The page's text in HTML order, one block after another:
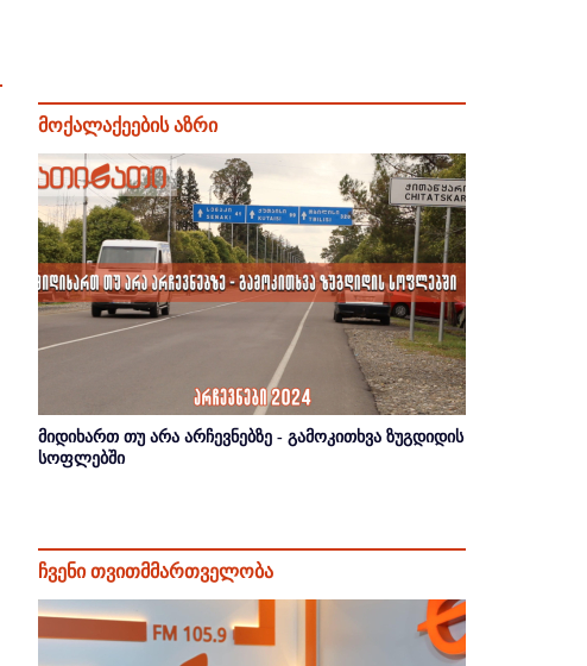
მოქალაქეების აზრი
მიდიხართ თუ არა არჩევნებზე - გამოკითხვა ზუგდიდის
სოფლებში
ჩვენი თვითმმართველობა